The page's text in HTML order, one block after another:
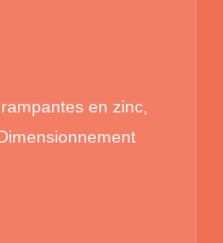
en zinc,